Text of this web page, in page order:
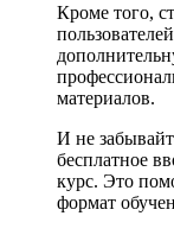
Кроме того,
материалов.
И не
бесплатное
курс. Это
формат